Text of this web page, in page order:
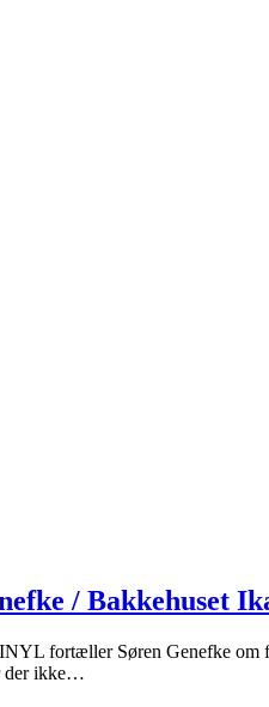
/ Bakkehuset
fortæller Søren Genefke om
der ikke…